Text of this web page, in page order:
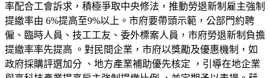
率配合工會訴求，積極爭取中央修法，推動勞退新制雇主強制
提繳率由 6%提高至9%以上。市府要帶頭示範，公部門約聘
僱、臨時人員、技工工友、委外標案人員，市府勞退新制負擔
提繳率率先提高 。對民間企業，市府以獎勵及優惠機制，如
政府採購評選加分 、地方產業補助優先核定 ，引導在地企業